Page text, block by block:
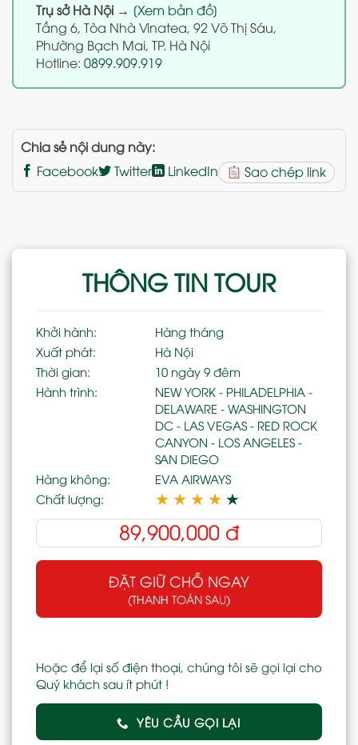
Trụ sở Hà Nội → [Xem bản đồ]
Tầng 6, Tòa Nhà Vinatea, 92 Võ Thị Sáu,
Phường Bạch Mai, TP. Hà Nội
Hotline: 0899.909.919
Chia sẻ nội dung này:
Facebook
Twitter LinkedIn Sao chép link
THÔNG TIN TOUR
Khởi hành:
Hàng tháng
Xuất phát:
Hà Nội
Thời gian:
10 ngày 9 đêm
Hành trình:
NEW YORK - PHILADELPHIA -
DELAWARE - WASHINGTON
DC - LAS VEGAS - RED ROCK
CANYON - LOS ANGELES -
SAN DIEGO
Hàng không:
EVA AIRWAYS
Chất lượng:
★ ★ ★ ★ ★
89,900,000 đ
ĐẶT GIỮ CHỖ NGAY
(THANH TOÁN SAU)
Hoặc để lại số điện thoại, chúng tôi sẽ gọi lại cho
Quý khách sau ít phút !
YÊU CẦU GỌI LẠI